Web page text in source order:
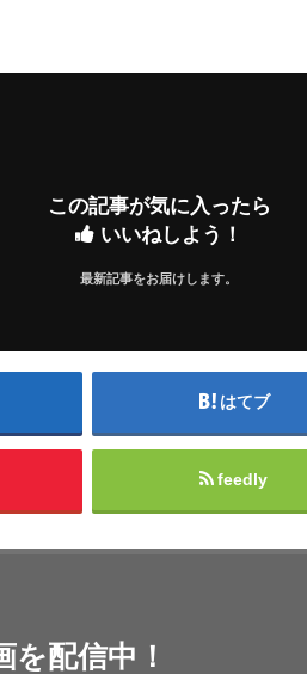
この記事が気に入ったら
いいねしよう！
最新記事をお届けします。
はてブ
feedly
を配信中！